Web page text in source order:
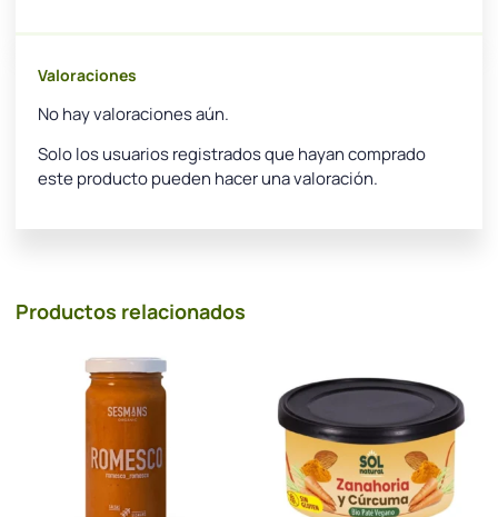
Valoraciones
No hay valoraciones aún.
Solo los usuarios registrados que hayan comprado
este producto pueden hacer una valoración.
Productos relacionados